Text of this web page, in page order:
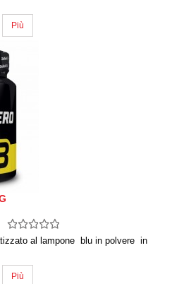
Più
al lampone blu in polvere in
Più